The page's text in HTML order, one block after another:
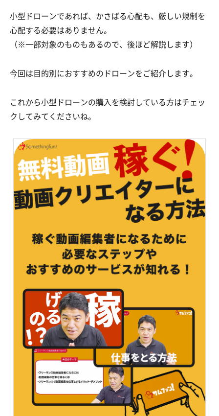
小型ドローンであれば、かさばる心配も、厳しい規制を
心配する必要はありません。
（※一部対象のものもあるので、後ほど解説します）
今回は目的別におすすめのドローンをご紹介します。
これから小型ドローンの購入を検討している方はチェッ
クしてみてくださいね。